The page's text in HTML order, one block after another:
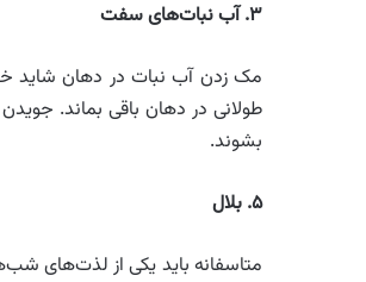
۳.آب نبات‌های سفت
مک زدن آب نبات در دهان شاید
طولانی در دهان باقی بماند.
بشوند.
۵. بلال
متاسفانه باید یکی از لذت‌های